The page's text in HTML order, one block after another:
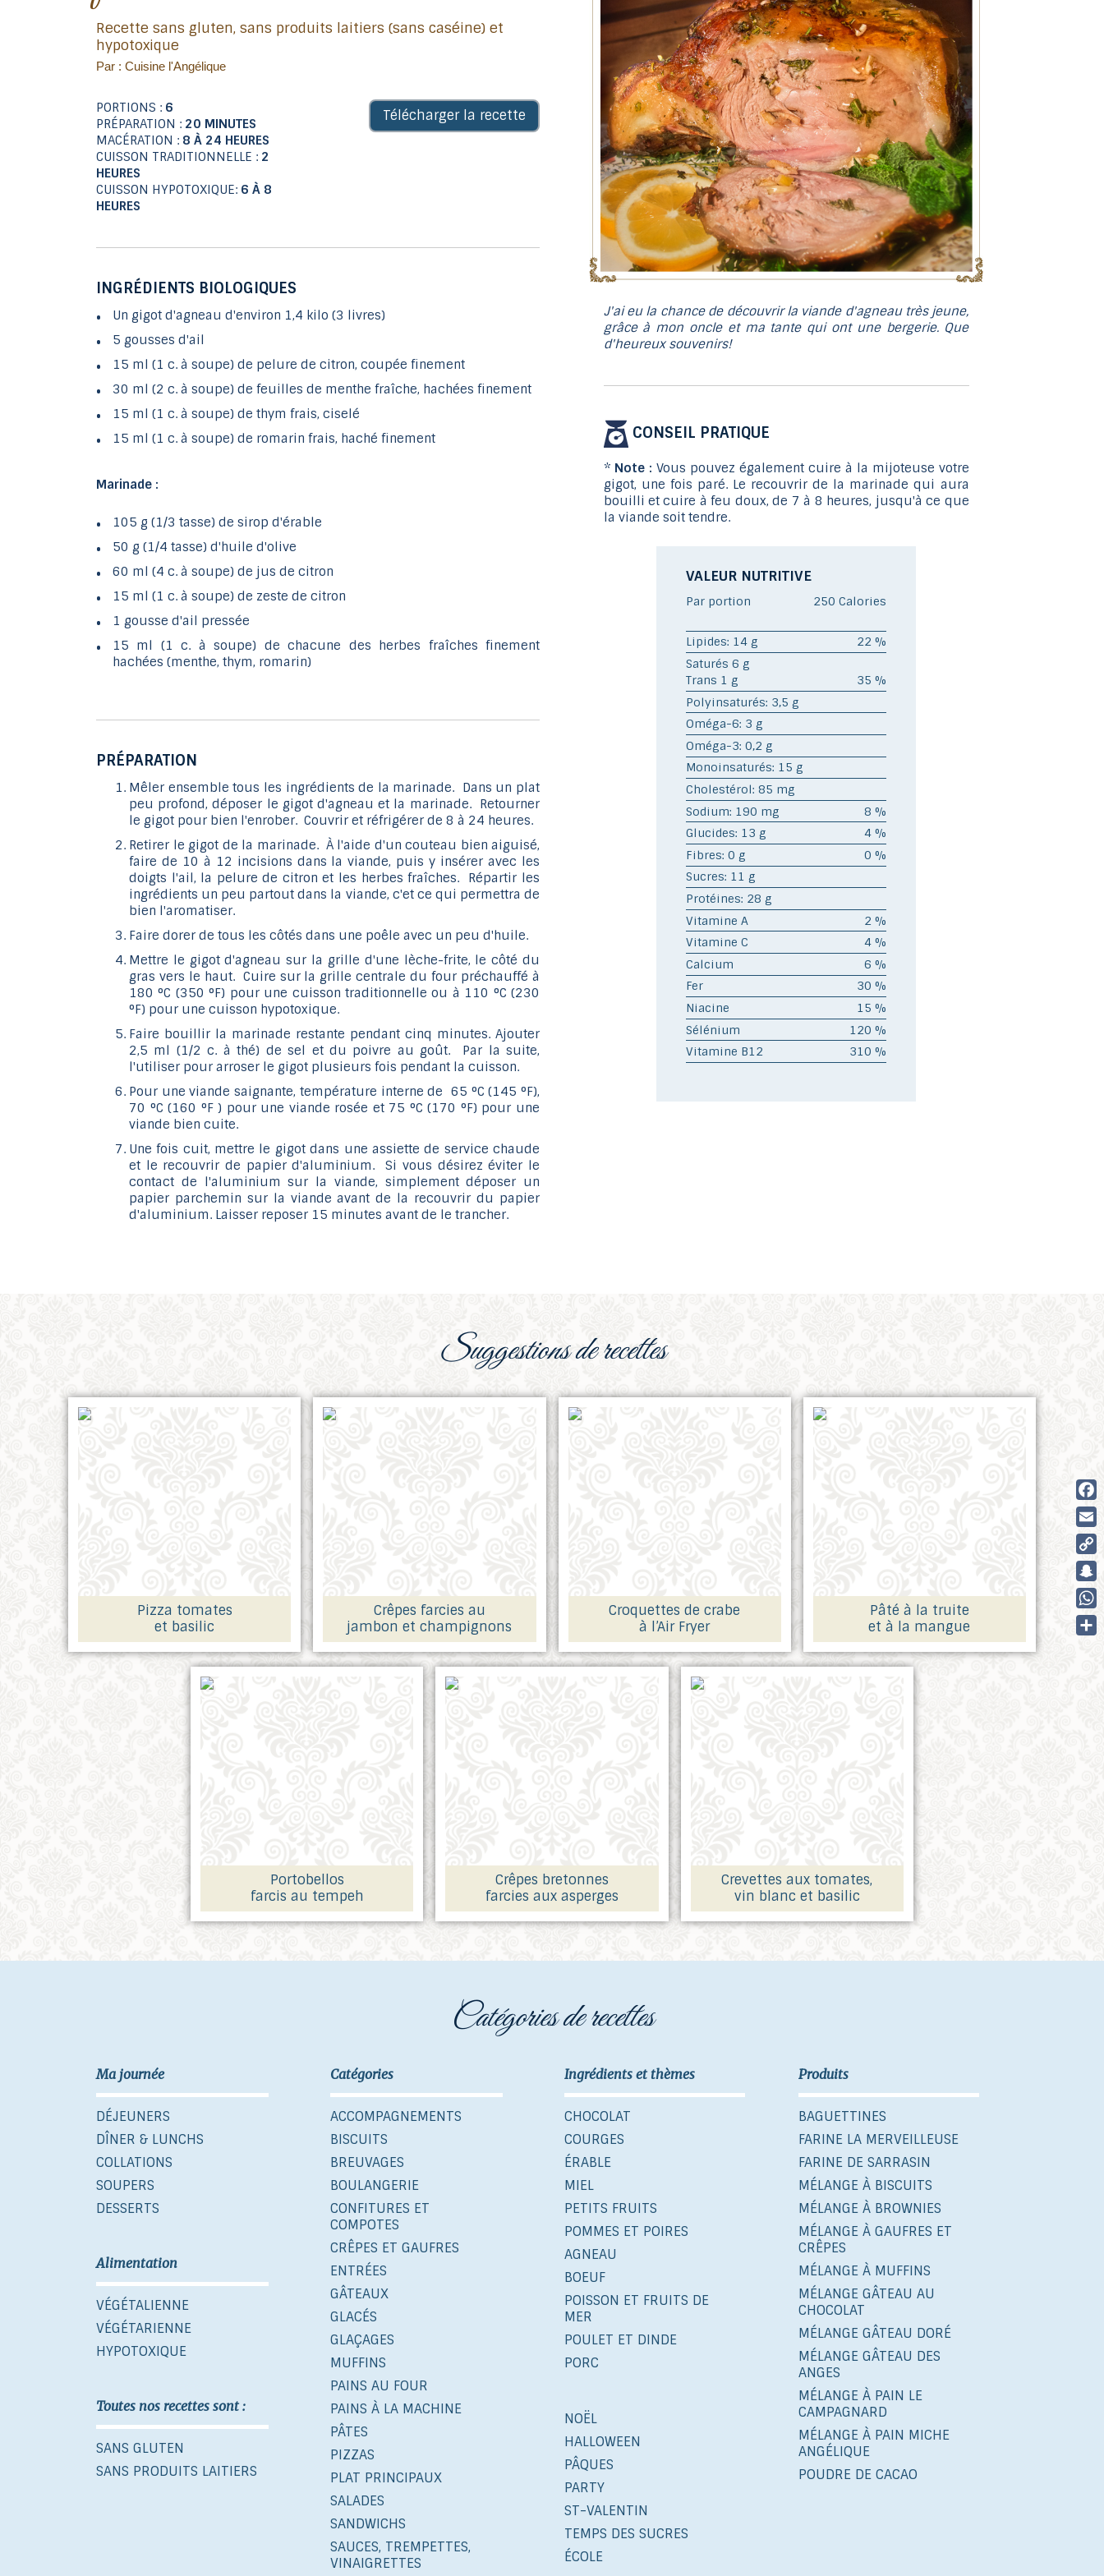
Recette sans gluten, sans produits laitiers (sans caséine) et
hypotoxique
Par : Cuisine l'Angélique
PORTIONS : 6
PRÉPARATION : 20 MINUTES
MACÉRATION : 8 À 24 HEURES
CUISSON TRADITIONNELLE : 2
HEURES
CUISSON HYPOTOXIQUE: 6 À 8
HEURES
Télécharger la recette
INGRÉDIENTS BIOLOGIQUES
Un gigot d'agneau d'environ 1,4 kilo (3 livres)
5 gousses d'ail
15 ml (1 c. à soupe) de pelure de citron, coupée finement
30 ml (2 c. à soupe) de feuilles de menthe fraîche, hachées finement
15 ml (1 c. à soupe) de thym frais, ciselé
15 ml (1 c. à soupe) de romarin frais, haché finement
Marinade :
105 g (1/3 tasse) de sirop d'érable
50 g (1/4 tasse) d'huile d'olive
60 ml (4 c. à soupe) de jus de citron
15 ml (1 c. à soupe) de zeste de citron
1 gousse d'ail pressée
15 ml (1 c. à soupe) de chacune des herbes fraîches finement
hachées (menthe, thym, romarin)
PRÉPARATION
Mêler ensemble tous les ingrédients de la marinade. Dans un plat
peu profond, déposer le gigot d'agneau et la marinade. Retourner
le gigot pour bien l'enrober. Couvrir et réfrigérer de 8 à 24 heures.
Retirer le gigot de la marinade. À l'aide d'un couteau bien aiguisé,
faire de 10 à 12 incisions dans la viande, puis y insérer avec les
doigts l'ail, la pelure de citron et les herbes fraîches. Répartir les
ingrédients un peu partout dans la viande, c'et ce qui permettra de
bien l'aromatiser.
Faire dorer de tous les côtés dans une poêle avec un peu d'huile.
Mettre le gigot d'agneau sur la grille d'une lèche-frite, le côté du
gras vers le haut. Cuire sur la grille centrale du four préchauffé à
180 °C (350 °F) pour une cuisson traditionnelle ou à 110 °C (230
°F) pour une cuisson hypotoxique.
Faire bouillir la marinade restante pendant cinq minutes. Ajouter
2,5 ml (1/2 c. à thé) de sel et du poivre au goût. Par la suite,
l'utiliser pour arroser le gigot plusieurs fois pendant la cuisson.
Pour une viande saignante, température interne de 65 °C (145 °F),
70 °C (160 °F ) pour une viande rosée et 75 °C (170 °F) pour une
viande bien cuite.
Une fois cuit, mettre le gigot dans une assiette de service chaude
et le recouvrir de papier d'aluminium. Si vous désirez éviter le
contact de l'aluminium sur la viande, simplement déposer un
papier parchemin sur la viande avant de la recouvrir du papier
d'aluminium. Laisser reposer 15 minutes avant de le trancher.
J'ai eu la chance de découvrir la viande d'agneau très jeune,
grâce à mon oncle et ma tante qui ont une bergerie. Que
d'heureux souvenirs!
CONSEIL PRATIQUE
* Note : Vous pouvez également cuire à la mijoteuse votre
gigot, une fois paré. Le recouvrir de la marinade qui aura
bouilli et cuire à feu doux, de 7 à 8 heures, jusqu'à ce que
la viande soit tendre.
VALEUR NUTRITIVE
250 Calories
Par portion
22 %
Lipides: 14 g
Saturés 6 g
35 %
Trans 1 g
Polyinsaturés: 3,5 g
Oméga-6: 3 g
Oméga-3: 0,2 g
Monoinsaturés: 15 g
Cholestérol: 85 mg
8 %
Sodium: 190 mg
4 %
Glucides: 13 g
0 %
Fibres: 0 g
Sucres: 11 g
Protéines: 28 g
2 %
Vitamine A
4 %
Vitamine C
6 %
Calcium
30 %
Fer
15 %
Niacine
120 %
Sélénium
310 %
Vitamine B12
suggestions de recettes
Pizza tomates
et basilic
Crêpes farcies au
jambon et champignons
Croquettes de crabe
à l’Air Fryer
Pâté à la truite
et à la mangue
Portobellos
farcis au tempeh
Crêpes bretonnes
farcies aux asperges
Crevettes aux tomates,
vin blanc et basilic
catégories de recettes
Ma journée
DÉJEUNERS
DÎNER & LUNCHS
COLLATIONS
SOUPERS
DESSERTS
Alimentation
VÉGÉTALIENNE
VÉGÉTARIENNE
HYPOTOXIQUE
Toutes nos recettes sont :
SANS GLUTEN
SANS PRODUITS LAITIERS
Catégories
ACCOMPAGNEMENTS
BISCUITS
BREUVAGES
BOULANGERIE
CONFITURES ET
COMPOTES
CRÊPES ET GAUFRES
ENTRÉES
GÂTEAUX
GLACÉS
GLAÇAGES
MUFFINS
PAINS AU FOUR
PAINS À LA MACHINE
PÂTES
PIZZAS
PLAT PRINCIPAUX
SALADES
SANDWICHS
SAUCES, TREMPETTES,
VINAIGRETTES
Ingrédients et thèmes
CHOCOLAT
COURGES
ÉRABLE
MIEL
PETITS FRUITS
POMMES ET POIRES
AGNEAU
BOEUF
POISSON ET FRUITS DE
MER
POULET ET DINDE
PORC
NOËL
HALLOWEEN
PÂQUES
PARTY
ST-VALENTIN
TEMPS DES SUCRES
ÉCOLE
Produits
BAGUETTINES
FARINE LA MERVEILLEUSE
FARINE DE SARRASIN
MÉLANGE À BISCUITS
MÉLANGE À BROWNIES
MÉLANGE À GAUFRES ET
CRÊPES
MÉLANGE À MUFFINS
MÉLANGE GÂTEAU AU
CHOCOLAT
MÉLANGE GÂTEAU DORÉ
MÉLANGE GÂTEAU DES
ANGES
MÉLANGE À PAIN LE
CAMPAGNARD
MÉLANGE À PAIN MICHE
ANGÉLIQUE
POUDRE DE CACAO
Link